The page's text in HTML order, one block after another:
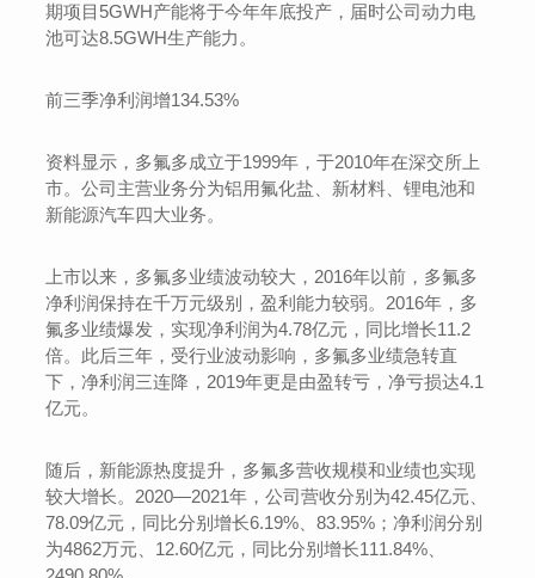
期项目5GWH产能将于今年年底投产，届时公司动力电
池可达8.5GWH生产能力。
前三季净利润增134.53%
资料显示，多氟多成立于1999年，于2010年在深交所上
市。公司主营业务分为铝用氟化盐、新材料、锂电池和
新能源汽车四大业务。
上市以来，多氟多业绩波动较大，2016年以前，多氟多
净利润保持在千万元级别，盈利能力较弱。2016年，多
氟多业绩爆发，实现净利润为4.78亿元，同比增长11.2
倍。此后三年，受行业波动影响，多氟多业绩急转直
下，净利润三连降，2019年更是由盈转亏，净亏损达4.1
亿元。
随后，新能源热度提升，多氟多营收规模和业绩也实现
较大增长。2020—2021年，公司营收分别为42.45亿元、
78.09亿元，同比分别增长6.19%、83.95%；净利润分别
为4862万元、12.60亿元，同比分别增长111.84%、